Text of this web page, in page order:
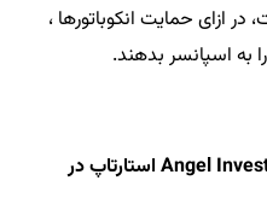
ازای حمایت انکوباتورها ،
به اسپانسر بدهند.
تفاوت Incubators و Angel Investor استارتاپ در